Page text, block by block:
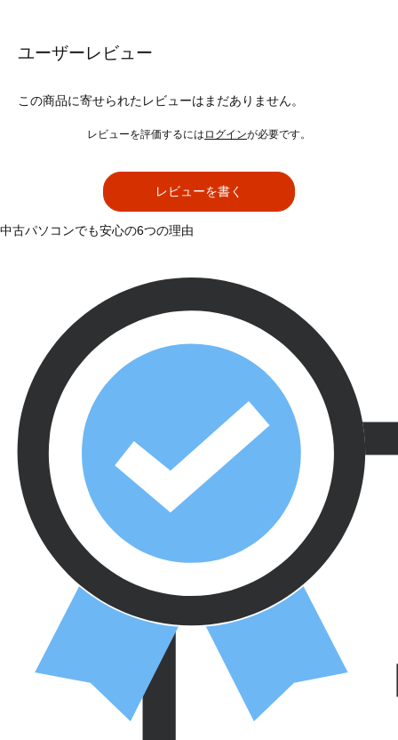
ユーザーレビュー
この商品に寄せられたレビューはまだありません。
レビューを評価するには ログインが必要です。
レビューを書く
中古パソコンでも安心の6つの理由